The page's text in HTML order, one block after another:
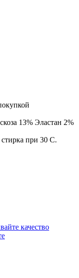
13% Эластан 2%
при 30 С.